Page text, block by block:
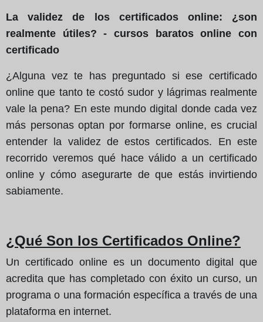
La validez de los certificados online: ¿son
realmente útiles? - cursos baratos online con
certificado
¿Alguna vez te has preguntado si ese certificado
online que tanto te costó sudor y lágrimas realmente
vale la pena? En este mundo digital donde cada vez
más personas optan por formarse online, es crucial
entender la validez de estos certificados. En este
recorrido veremos qué hace válido a un certificado
online y cómo asegurarte de que estás invirtiendo
sabiamente.
¿Qué Son los Certificados Online?
Un certificado online es un documento digital que
acredita que has completado con éxito un curso, un
programa o una formación específica a través de una
plataforma en internet.